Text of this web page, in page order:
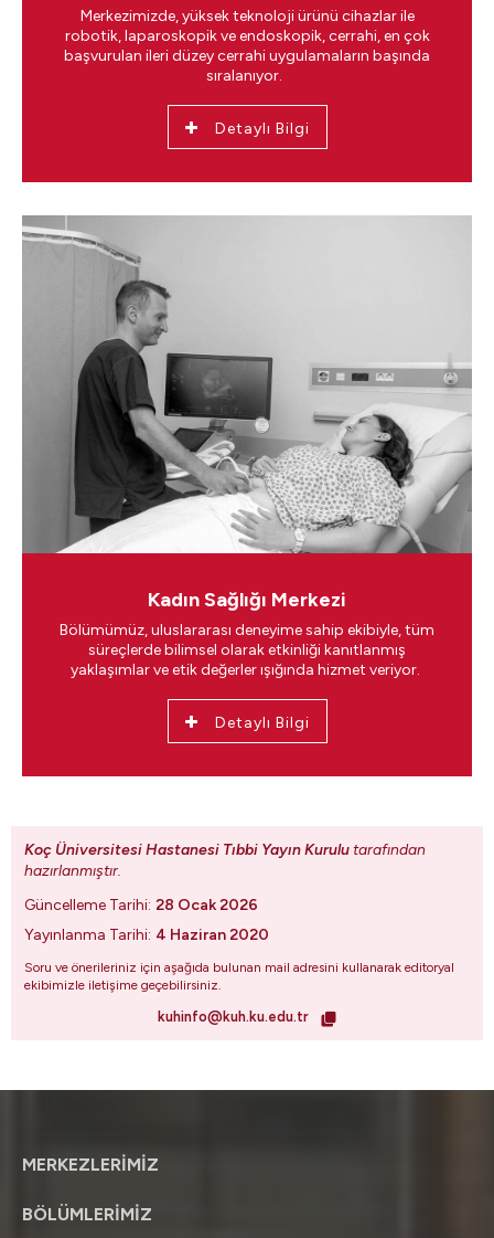
Merkezimizde, yüksek teknoloji ürünü cihazlar ile
robotik, laparoskopik ve endoskopik, cerrahi, en çok
başvurulan ileri düzey cerrahi uygulamaların başında
sıralanıyor.
Detaylı Bilgi
Kadın Sağlığı Merkezi
Bölümümüz, uluslararası deneyime sahip ekibiyle, tüm
süreçlerde bilimsel olarak etkinliği kanıtlanmış
yaklaşımlar ve etik değerler ışığında hizmet veriyor.
Detaylı Bilgi
Koç Üniversitesi Hastanesi Tıbbi Yayın Kurulu tarafından
hazırlanmıştır.
Güncelleme Tarihi: 28 Ocak 2026
Yayınlanma Tarihi: 4 Haziran 2020
Soru ve önerileriniz için aşağıda bulunan mail adresini kullanarak editoryal
ekibimizle iletişime geçebilirsiniz.
kuhinfo@kuh.ku.edu.tr
MERKEZLERİMİZ
BÖLÜMLERİMİZ